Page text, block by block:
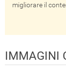
migliorare il
IMMAGINI